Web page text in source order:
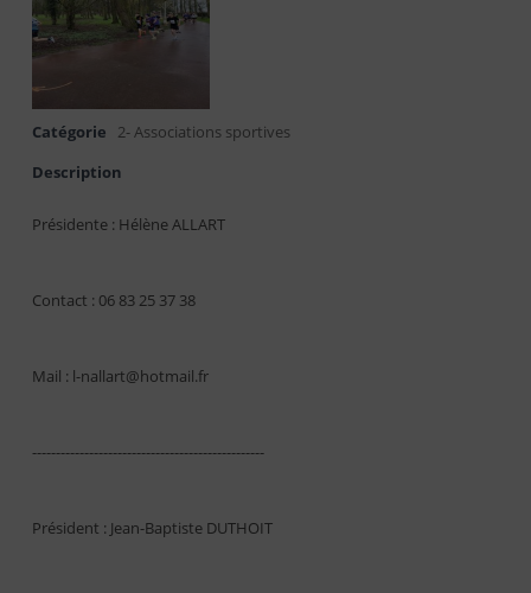
Catégorie
2- Associations sportives
Description
Présidente : Hélène ALLART
Contact : 06 83 25 37 38
Mail : l-nallart@hotmail.fr
-------------------------------------------------
Président : Jean-Baptiste DUTHOIT